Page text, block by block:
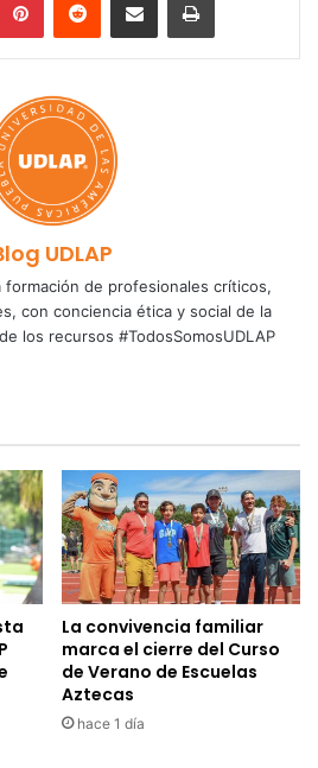
UDLAP
formación de profesionales críticos,
con conciencia ética y social de la
los recursos #TodosSomosUDLAP
La convivencia familiar
marca el cierre del Curso
de Verano de Escuelas
Aztecas
hace 1 día